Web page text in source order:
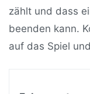
zählt und dass
beenden kann.
auf das Spiel